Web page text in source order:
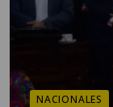
NACIONALES